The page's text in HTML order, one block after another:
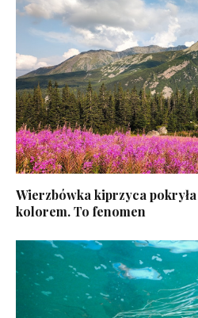
Wierzbówka kiprzyca
kolorem. To fenomen